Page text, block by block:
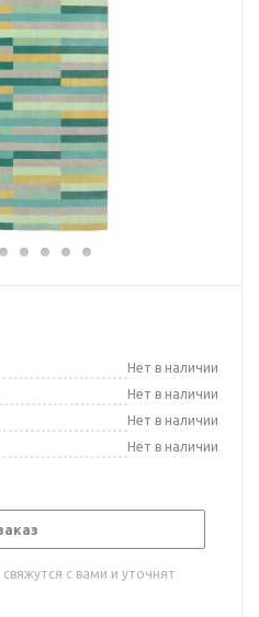
Нет в наличии
Нет в наличии
Нет в наличии
Нет в наличии
с вами и уточнят